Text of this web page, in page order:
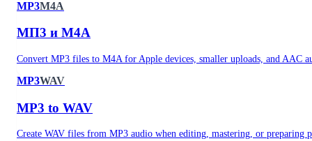
MP3M4A
МП3 и М4А
Convert MP3 files to M4A for Apple devices, smaller uploads, and AAC
MP3WAV
MP3 to WAV
Create WAV files from MP3 audio when editing, mastering, or preparing